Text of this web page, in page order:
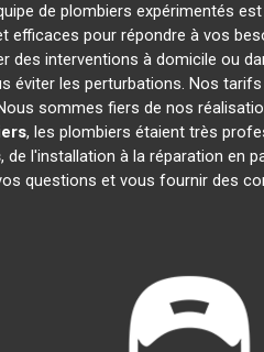
de plombiers expérimentés
pour répondre à vos
des interventions à domicile ou
éviter les perturbations. Nos
sommes fiers de nos
, les plombiers étaient très
, de l'installation à la réparation en
questions et vous fournir des